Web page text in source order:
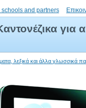
and partners
για
λεξικά και άλλα γλωσσικά